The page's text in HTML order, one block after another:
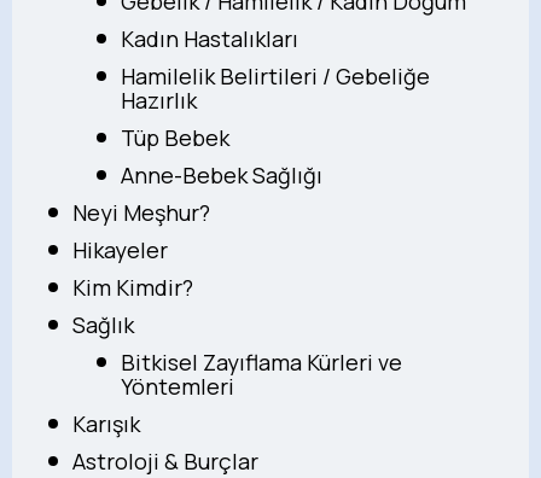
Kadın Hastalıkları
Hamilelik Belirtileri / Gebeliğe
Hazırlık
Tüp Bebek
Anne-Bebek Sağlığı
Neyi Meşhur?
Hikayeler
Kim Kimdir?
Sağlık
Bitkisel Zayıflama Kürleri ve
Yöntemleri
Karışık
Astroloji & Burçlar